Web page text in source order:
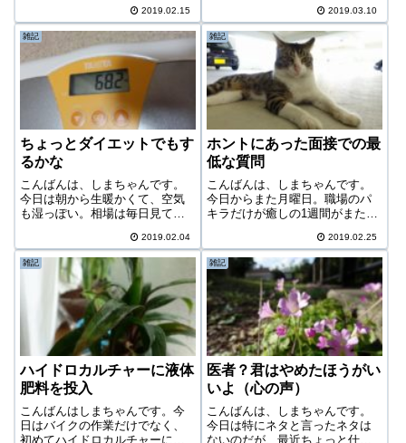
を回した。今日のローラーのお
供は「24」のシーズン1の第3
話。今日の体...
2019.02.15
た。このフェスタは那覇基地の
とは違い、飛行機は飛んだりし
ない（多分）。展示のみ。しか
し米軍基地内で行われるので、
アメリカを身近...
2019.03.10
雑記
ちょっとダイエットでもす
るかな
こんばんは、しまちゃんです。
今日は朝から生暖かくて、空気
も湿っぽい。相場は毎日見てい
熱し出して我慢ができずになん
と今日は2銘柄も買ってしまっ
た。この後の記事で報告しよ
う。しかし何というか、自分で
も分かりやすい、と...
2019.02.04
雑記
ホントにあった面接での最
低な質問
こんばんは、しまちゃんです。
今日からまた月曜日。職場のパ
キラだけが癒しの1週間がまた始
の優待クロスを思いつきで行っ
ただけで早々に切り上げ、息子
を大学に入試のために送って行
った。沖縄県内の入試は2月とは
いえあま...
2019.02.25
雑記
ハイドロカルチャーに液体
肥料を投入
こんばんはしまちゃんです。今
日はバイクの作業だけでなく、
初めてハイドロカルチャーに液
雑記
医者？君はやめたほうがい
いよ（心の声）
こんばんは、しまちゃんです。
今日は特にネタと言ったネタは
ないのだが、最近ちょっと仕事